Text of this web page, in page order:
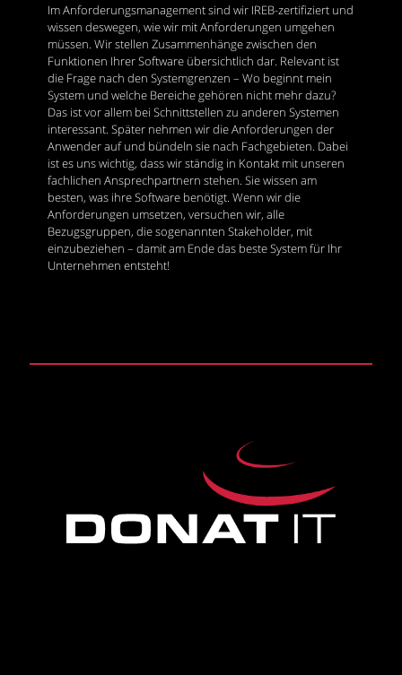
Im Anforderungsmanagement sind wir IREB-zertifiziert und
wissen deswegen, wie wir mit Anforderungen umgehen
müssen. Wir stellen Zusammenhänge zwischen den
Funktionen Ihrer Software übersichtlich dar. Relevant ist
die Frage nach den Systemgrenzen – Wo beginnt mein
System und welche Bereiche gehören nicht mehr dazu?
Das ist vor allem bei Schnittstellen zu anderen Systemen
interessant. Später nehmen wir die Anforderungen der
Anwender auf und bündeln sie nach Fachgebieten. Dabei
ist es uns wichtig, dass wir ständig in Kontakt mit unseren
fachlichen Ansprechpartnern stehen. Sie wissen am
besten, was ihre Software benötigt. Wenn wir die
Anforderungen umsetzen, versuchen wir, alle
Bezugsgruppen, die sogenannten Stakeholder, mit
einzubeziehen – damit am Ende das beste System für Ihr
Unternehmen entsteht!